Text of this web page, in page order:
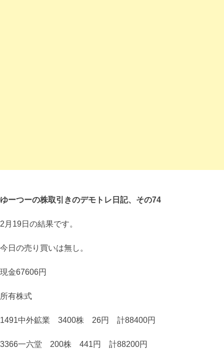
ゆーつーの株取引きのデモトレ日記、その74
2月19日の結果です。
今日の売り買いは無し。
現金67606円
所有株式
1491中外鉱業 3400株 26円 計88400円
3366一六堂 200株 441円 計88200円